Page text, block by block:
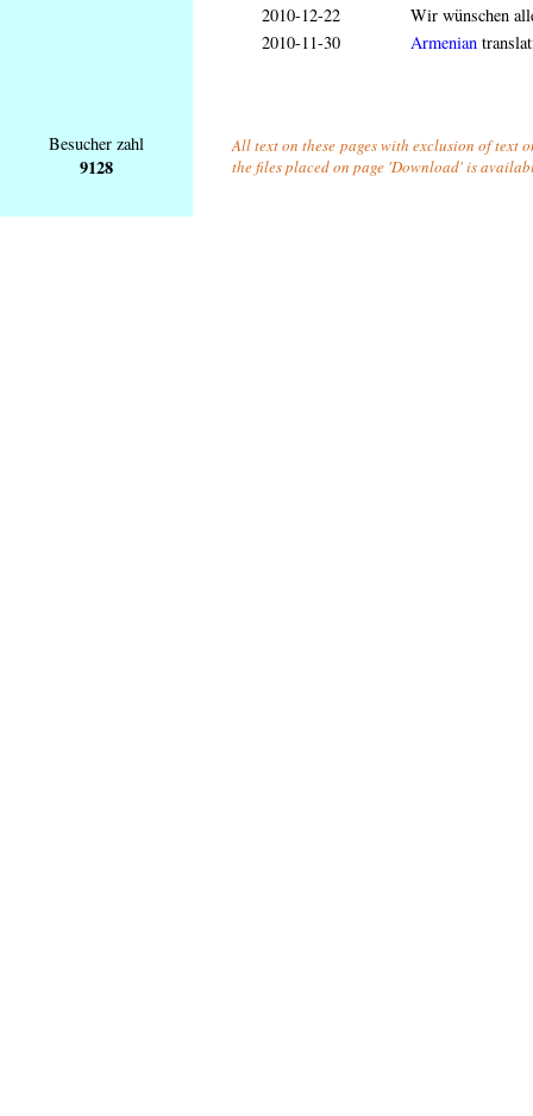
2010-12-22
Wir wünschen
2010-11-30
Armenian
Besucher zahl
9128
All text on these pages with exclusion of text
the files placed on page 'Download' is